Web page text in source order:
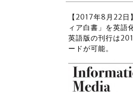
【2017年8月22
ィア白書」を英語
英語版の刊行は
ードが可能。